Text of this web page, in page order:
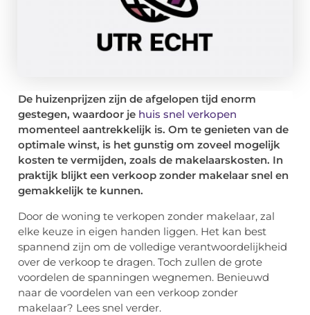
De huizenprijzen zijn de afgelopen tijd enorm
gestegen, waardoor je huis snel verkopen
momenteel aantrekkelijk is. Om te genieten van de
optimale winst, is het gunstig om zoveel mogelijk
kosten te vermijden, zoals de makelaarskosten. In
praktijk blijkt een verkoop zonder makelaar snel en
gemakkelijk te kunnen.
Door de woning te verkopen zonder makelaar, zal
elke keuze in eigen handen liggen. Het kan best
spannend zijn om de volledige verantwoordelijkheid
over de verkoop te dragen. Toch zullen de grote
voordelen de spanningen wegnemen. Benieuwd
naar de voordelen van een verkoop zonder
makelaar? Lees snel verder.